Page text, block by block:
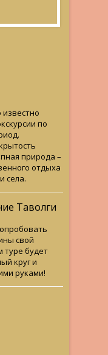
по
природа –
отдыха
села.
Таволги
свой
туре будет
круг и
руками!